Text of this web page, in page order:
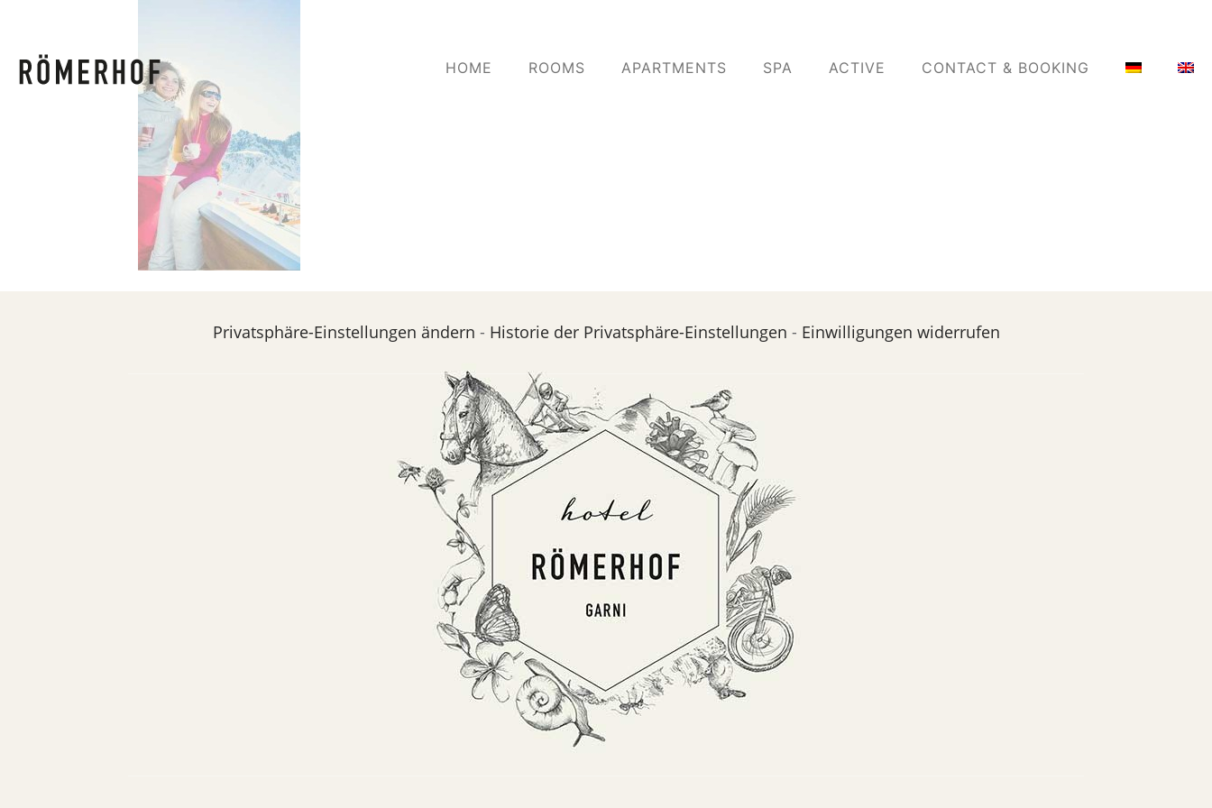
HOME ROOMS APARTMENTS SPA ACTIVE CONTACT & BOOKING
Privatsphäre-Einstellungen ändern - Historie der Privatsphäre-Einstellungen - Einwilligungen widerrufen